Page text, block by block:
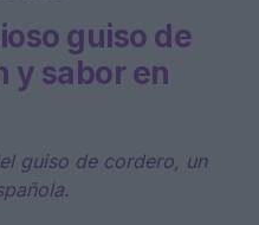
guiso de
y sabor en
guiso de cordero, un